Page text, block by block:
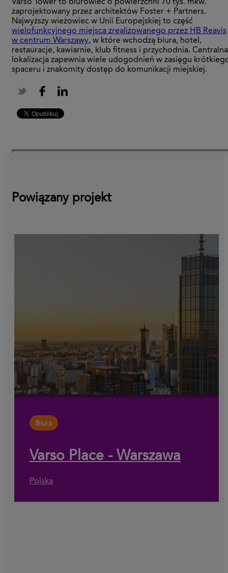
Varso Tower to biurowiec o powierzchni 70 tys. mkw.
zaprojektowany przez architektów Foster + Partners.
Najwyższy wieżowiec w Unii Europejskiej to część
wielofunkcyjnego miejsca zrealizowanego przez HB Reavis
w centrum Warszawy, w które wchodzą biura, hotel,
restauracje, kawiarnie, klub fitness i przychodnia. Centralna
lokalizacja zapewnia wiele udogodnień w zasięgu
spaceru i znakomity dostęp do komunikacji miejskiej.
Powiązany projekt
Biura
Varso Place - Warszawa
Polska